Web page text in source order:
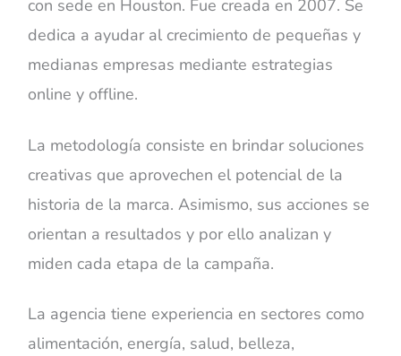
con sede en Houston. Fue creada en 2007. Se
dedica a ayudar al crecimiento de pequeñas y
medianas empresas mediante estrategias
online y offline.
La metodología consiste en brindar soluciones
creativas que aprovechen el potencial de la
historia de la marca. Asimismo, sus acciones se
orientan a resultados y por ello analizan y
miden cada etapa de la campaña.
La agencia tiene experiencia en sectores como
alimentación, energía, salud, belleza,